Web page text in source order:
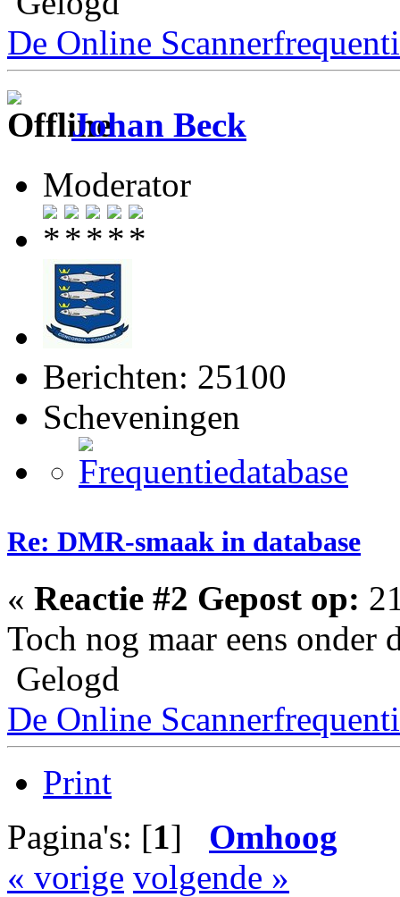
De Online
Johan Beck
Moderator
Berichten: 25100
Scheveningen
Re: DMR-smaak in database
« Reactie #2 Gepost op:
Toch nog maar eens onder
Gelogd
De Online
Print
Pagina's: [1] Omhoog
« vorige volgende »